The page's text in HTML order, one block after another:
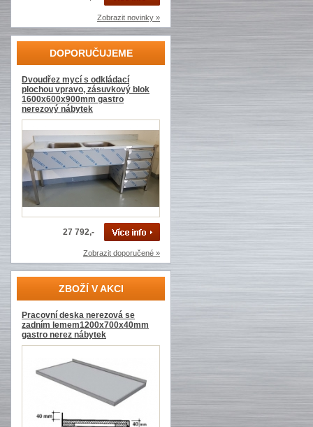
Zobrazit novinky »
DOPORUČUJEME
Dvoudřez mycí s odkládací
plochou vpravo, zásuvkový blok
1600x600x900mm gastro
nerezový nábytek
27 792,-
Zobrazit doporučené »
ZBOŽÍ V AKCI
Pracovní deska nerezová se
zadním lemem1200x700x40mm
gastro nerez nábytek